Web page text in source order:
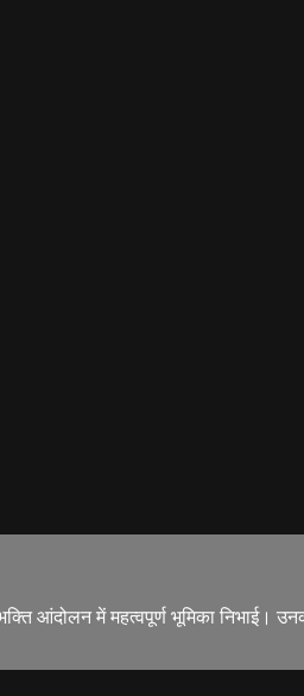
आंदोलन में महत्वपूर्ण भूमिका निभाई।